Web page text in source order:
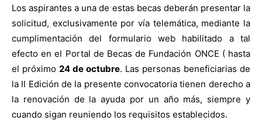
Los aspirantes a una de estas becas deberán presentar la
solicitud, exclusivamente por vía telemática, mediante la
cumplimentación del formulario web habilitado a tal
efecto en el Portal de Becas de Fundación ONCE ( hasta
el próximo 24 de octubre. Las personas beneficiarias de
la II Edición de la presente convocatoria tienen derecho a
la renovación de la ayuda por un año más, siempre y
cuando sigan reuniendo los requisitos establecidos.